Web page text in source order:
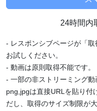
24時間内
- レスポンシブページが「
お試しください。
- 動画は原則取得不能です。
- 一部の非ストリーミング
png,jpgは直接URLを貼り付
だし、取得のサイズ制限が